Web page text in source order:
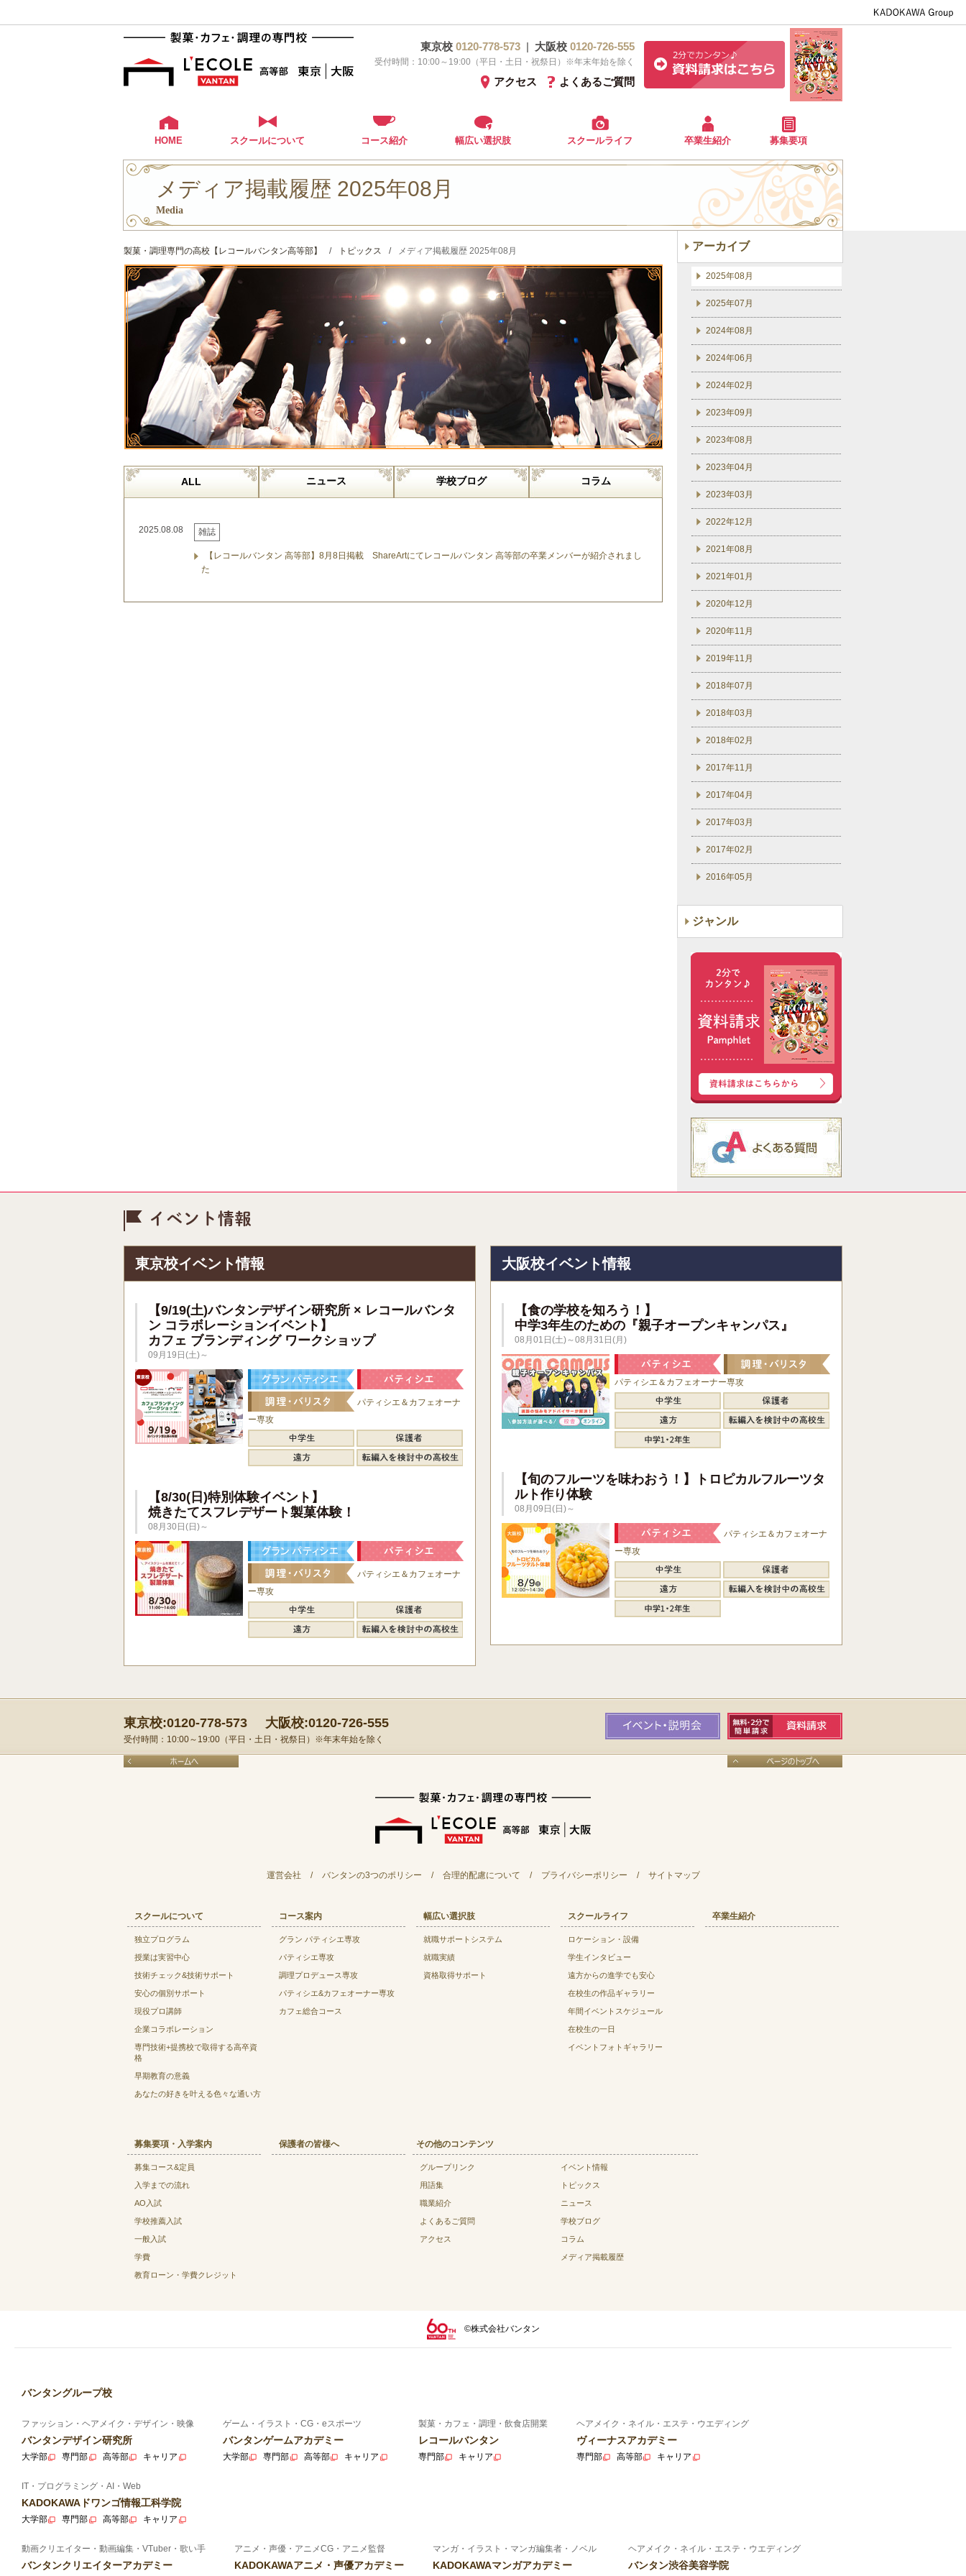
東京校 0120-778-573 | 大阪校 0120-726-555
受付時間：10:00～19:00（平日・土日・祝祭日）※年末年始を除く
よくあるご質問
アクセス
HOME スクールについて コース紹介 幅広い選択肢 スクールライフ 卒業生紹介 募集要項
メディア掲載履歴 2025年08月
Media
製菓・調理専門の高校【レコールバンタン高等部】 / トピックス / メディア掲載履歴 2025年08月
ALL ニュース 学校ブログ コラム
2025.08.08 雑誌
【レコールバンタン 高等部】8月8日掲載 ShareArtにてレコールバンタン 高等部の卒業メンバーが紹介されまし
た
アーカイブ
2025年08月
2025年07月
2024年08月
2024年06月
2024年02月
2023年09月
2023年08月
2023年04月
2023年03月
2022年12月
2021年08月
2021年01月
2020年12月
2020年11月
2019年11月
2018年07月
2018年03月
2018年02月
2017年11月
2017年04月
2017年03月
2017年02月
2016年05月
ジャンル
東京校イベント情報
【9/19(土)バンタンデザイン研究所 × レコールバンタ
ン コラボレーションイベント】
カフェ ブランディング ワークショップ
09月19日(土)～
パティシエ＆カフェオーナ
ー専攻
【8/30(日)特別体験イベント】
焼きたてスフレデザート製菓体験！
08月30日(日)～
パティシエ＆カフェオーナ
ー専攻
大阪校イベント情報
【食の学校を知ろう！】
中学3年生のための『親子オープンキャンパス』
08月01日(土)～08月31日(月)
パティシエ＆カフェオーナー専攻
【旬のフルーツを味わおう！】トロピカルフルーツタ
ルト作り体験
08月09日(日)～
パティシエ＆カフェオーナ
ー専攻
東京校:0120-778-573 大阪校:0120-726-555
受付時間：10:00～19:00（平日・土日・祝祭日）※年末年始を除く
運営会社 / バンタンの3つのポリシー / 合理的配慮について / プライバシーポリシー / サイトマップ
スクールについて
独立プログラム
授業は実習中心
技術チェック&技術サポート
安心の個別サポート
現役プロ講師
企業コラボレーション
専門技術+提携校で取得する高卒資
格
早期教育の意義
あなたの好きを叶える⾊々な通い⽅
コース案内
グラン パティシエ専攻
パティシエ専攻
調理プロデュース専攻
パティシエ&カフェオーナー専攻
カフェ総合コース
幅広い選択肢
就職サポートシステム
就職実績
資格取得サポート
スクールライフ
ロケーション・設備
学生インタビュー
遠方からの進学でも安心
在校生の作品ギャラリー
年間イベントスケジュール
在校生の一日
イベントフォトギャラリー
卒業生紹介
募集要項・入学案内
募集コース&定員
入学までの流れ
AO入試
学校推薦入試
一般入試
学費
教育ローン・学費クレジット
保護者の皆様へ その他のコンテンツ
グループリンク
用語集
職業紹介
よくあるご質問
アクセス
イベント情報
トピックス
ニュース
学校ブログ
コラム
メディア掲載履歴
©株式会社バンタン
バンタングループ校
ファッション・ヘアメイク・デザイン・映像
バンタンデザイン研究所
大学部 専門部 高等部 キャリア
ゲーム・イラスト・CG・eスポーツ
バンタンゲームアカデミー
大学部 専門部 高等部 キャリア
製菓・カフェ・調理・飲食店開業
レコールバンタン
専門部 キャリア
ヘアメイク・ネイル・エステ・ウエディング
ヴィーナスアカデミー
専門部 高等部 キャリア
IT・プログラミング・AI・Web
KADOKAWAドワンゴ情報工科学院
大学部 専門部 高等部 キャリア
動画クリエイター・動画編集・VTuber・歌い手
バンタンクリエイターアカデミー
アニメ・声優・アニメCG・アニメ監督
KADOKAWAアニメ・声優アカデミー
マンガ・イラスト・マンガ編集者・ノベル
KADOKAWAマンガアカデミー
ヘアメイク・ネイル・エステ・ウエディング
バンタン渋谷美容学院